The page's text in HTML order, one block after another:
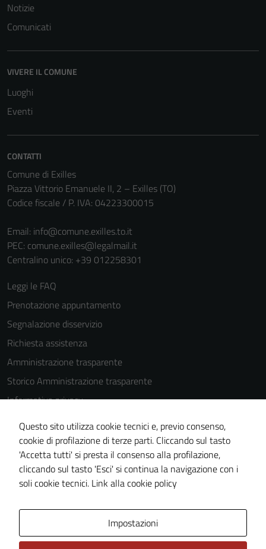
Notizie
Comunicati
VIVERE IL COMUNE
Luoghi
Eventi
CONTATTI
Comune di Exilles
Piazza Vittorio Emanuele II, 2 – Exilles (TO)
Codice fiscale / P. IVA: 04223300015
Email: info@comune.exilles.to.it
PEC: comune.exilles@legalmail.it
Centralino unico: +39 012258301
Leggi le FAQ
Prenotazione appuntamento
Segnalazione disservizio
Richiesta assistenza
Amministrazione trasparente
Storico Amministrazione trasparente
Informativa privacy
Cookie Policy
Note legali
Dichiarazione di accessibilità
Piano di miglioramento del sito
Questo sito utilizza cookie tecnici e, previo consenso,
cookie di profilazione di terze parti. Cliccando sul tasto
'Accetta tutti' si presta il consenso alla profilazione,
cliccando sul tasto 'Esci' si continua la navigazione con i
soli cookie tecnici. Link alla cookie policy
Impostazioni
del sito e non
essere
disabilitati.
Questi cookie
non raccolgono
informazioni